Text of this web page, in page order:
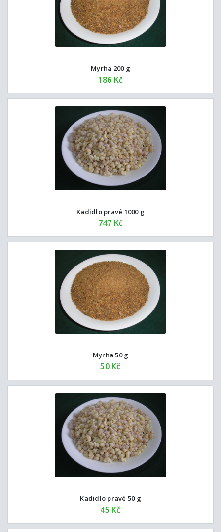
Myrha 200 g
186 Kč
Kadidlo pravé 1000 g
747 Kč
Myrha 50 g
50 Kč
Kadidlo pravé 50 g
45 Kč